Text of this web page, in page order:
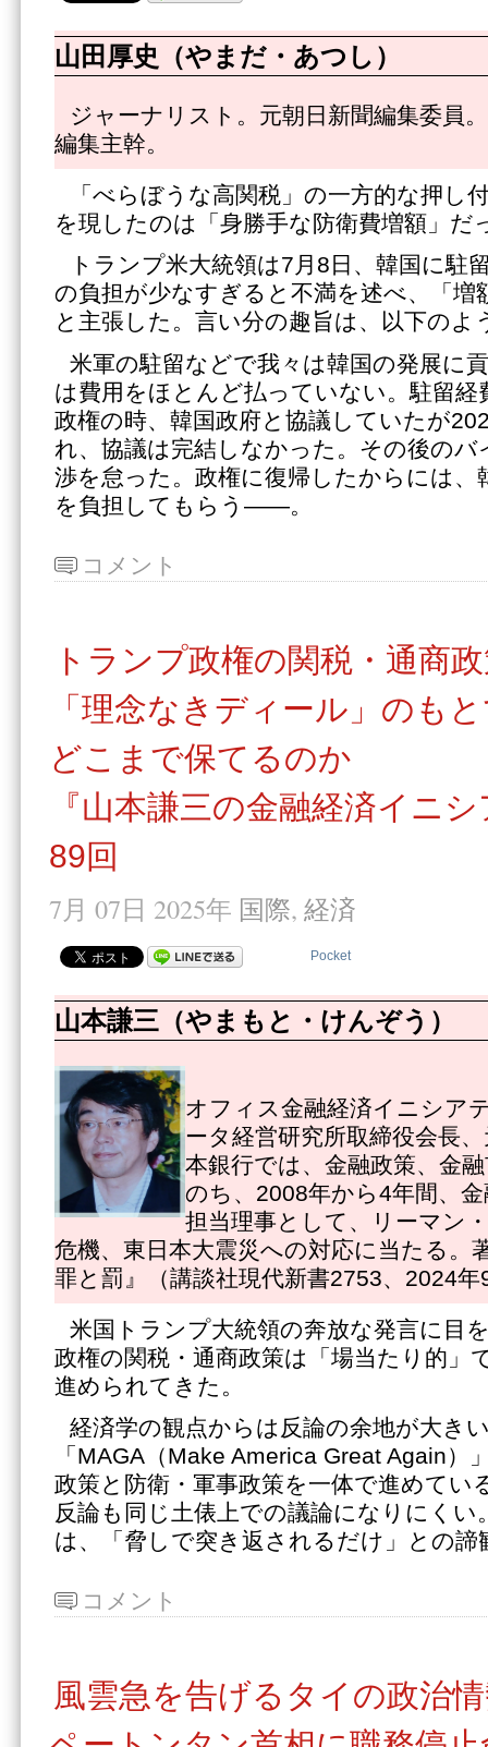
山田厚史（やまだ・あつし）
ジャーナリスト。元朝日新聞編集委員
編集主幹。
「べらぼうな高関税」の一方的な押し
を現したのは「身勝手な防衛費増額」だ
トランプ米大統領は7月8日、韓国に駐
の負担が少なすぎると不満を述べ、「増
と主張した。言い分の趣旨は、以下のよ
米軍の駐留などで我々は韓国の発展に
は費用をほとんど払っていない。駐留経
政権の時、韓国政府と協議していたが
れ、協議は完結しなかった。その後のバ
渉を怠った。政権に復帰したからには、
を負担してもらう――。
コメント
トランプ政権の関税・通商
「理念なきディール」のも
どこまで保てるのか
『山本謙三の金融経済イニ
89回
7月 07日 2025年 国際, 経済
Pocket
山本謙三（やまもと・けんぞう）
オフィス金融経済イニシア
ータ経営研究所取締役会長
本銀行では、金融政策、金
のち、2008年から4年間、
担当理事として、リーマン
危機、東日本大震災への対応に当たる。
罪と罰』（講談社現代新書2753、2024年
米国トランプ大統領の奔放な発言に目
政権の関税・通商政策は「場当たり的」
進められてきた。
経済学の観点からは反論の余地が大き
「MAGA（Make America Great Again）
政策と防衛・軍事政策を一体で進めてい
反論も同じ土俵上での議論になりにくい
は、「脅しで突き返されるだけ」との諦
コメント
風雲急を告げるタイの政治